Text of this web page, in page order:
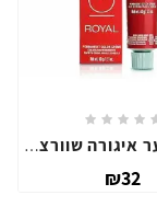
צבע לשיער איגורה שוורצקופף
₪32